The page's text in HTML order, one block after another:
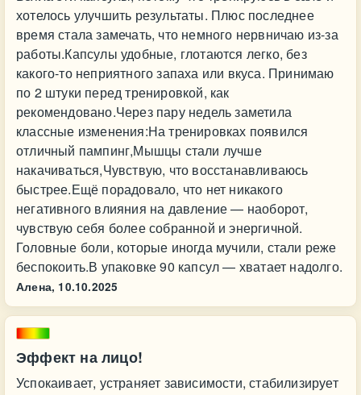
хотелось улучшить результаты. Плюс последнее
время стала замечать, что немного нервничаю из-за
работы.Капсулы удобные, глотаются легко, без
какого-то неприятного запаха или вкуса. Принимаю
по 2 штуки перед тренировкой, как
рекомендовано.Через пару недель заметила
классные изменения:На тренировках появился
отличный пампинг,Мышцы стали лучше
накачиваться,Чувствую, что восстанавливаюсь
быстрее.Ещё порадовало, что нет никакого
негативного влияния на давление — наоборот,
чувствую себя более собранной и энергичной.
Головные боли, которые иногда мучили, стали реже
беспокоить.В упаковке 90 капсул — хватает надолго.
Алена, 10.10.2025
Эффект на лицо!
Успокаивает, устраняет зависимости, стабилизирует